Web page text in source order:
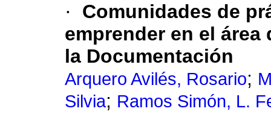
·
Comunidades de
emprender en el
la Documentación
Arquero Avilés, Rosario;
Silvia; Ramos Simón, L.